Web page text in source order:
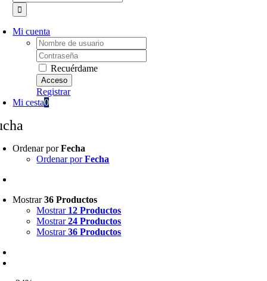
Mi cuenta
Username:
Password:
Recuérdame
Registrar
Mi cesta0
Ordenar porFecha
Ordenar porFecha
Mostrar36 Productos
Mostrar 12 Productos
Mostrar24 Productos
Mostrar36 Productos